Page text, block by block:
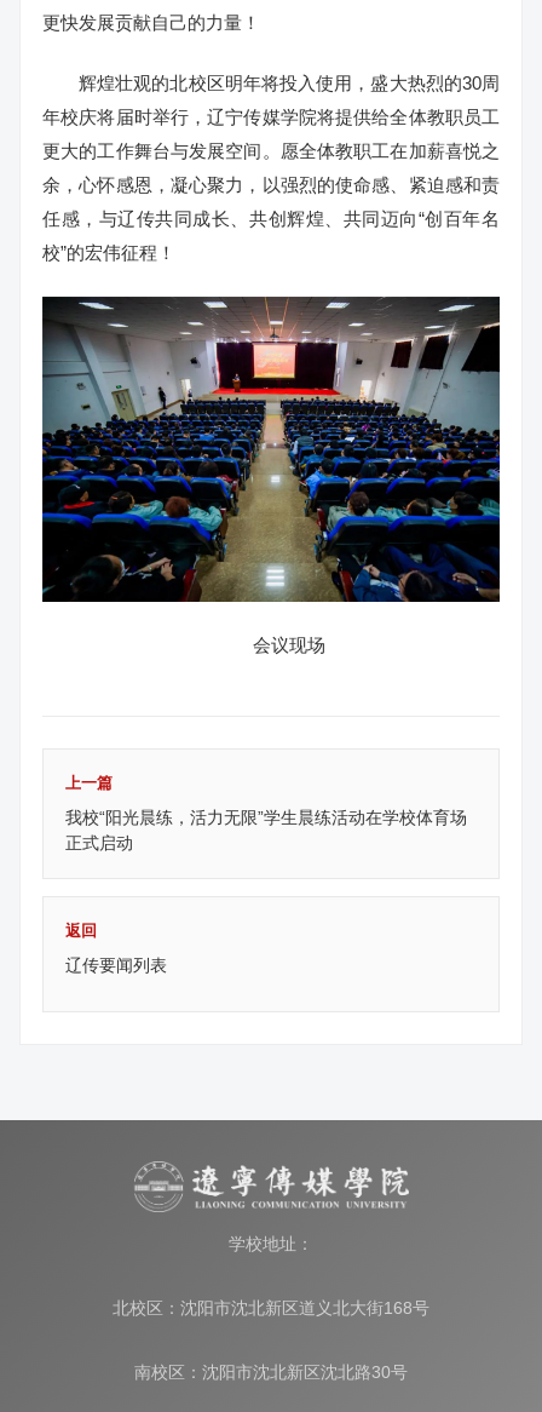
更快发展贡献自己的力量！
辉煌壮观的北校区明年将投入使用，盛大热烈的30周
年校庆将届时举行，辽宁传媒学院将提供给全体教职员工
更大的工作舞台与发展空间。愿全体教职工在加薪喜悦之
余，心怀感恩，凝心聚力，以强烈的使命感、紧迫感和责
任感，与辽传共同成长、共创辉煌、共同迈向“创百年名
校”的宏伟征程！
会议现场
上一篇
我校“阳光晨练，活力无限”学生晨练活动在学校体育场
正式启动
返回
辽传要闻列表
学校地址：
北校区：沈阳市沈北新区道义北大街168号
南校区：沈阳市沈北新区沈北路30号